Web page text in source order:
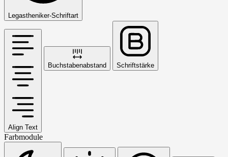
Legastheniker-Schriftart
Align Text
Buchstabenabstand Schriftstärke
Farbmodule